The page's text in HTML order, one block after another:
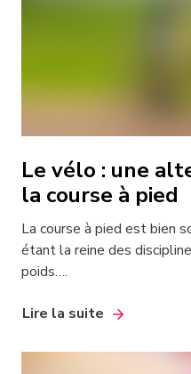
Le vélo : une
la course à pied
La course à pied est bien
étant la reine des
poids….
Lire la suite